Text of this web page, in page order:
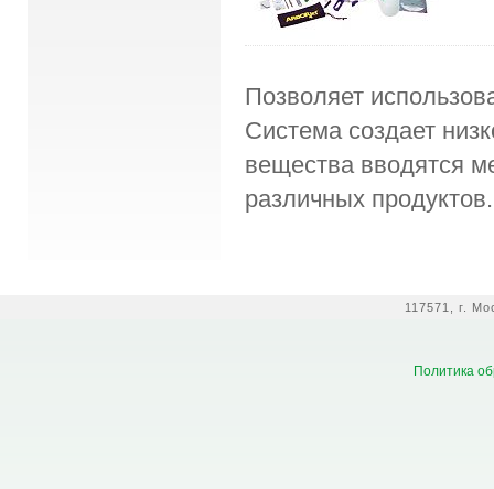
Позволяет
Система создает
вещества вводятся
различных продуктов.
117571, г.
Политика